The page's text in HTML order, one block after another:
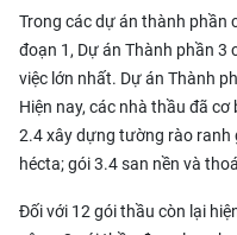
Trong các dự án thành phần
đoạn 1, Dự án Thành phần 3
việc lớn nhất. Dự án Thành
Hiện nay, các nhà thầu đã
2.4 xây dựng tường rào ranh
hécta; gói 3.4 san nền và
Đối với 12 gói thầu còn lại